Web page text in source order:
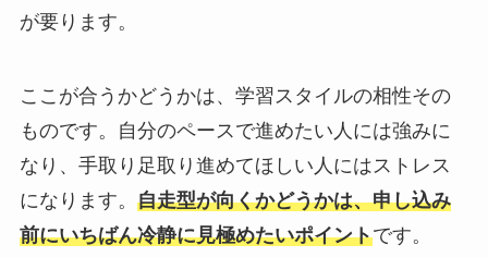
が要ります。
ここが合うかどうかは、学習スタイルの相性その
ものです。自分のペースで進めたい人には強みに
なり、手取り足取り進めてほしい人にはストレス
になります。 自走型が向くかどうかは、申し込み
前にいちばん冷静に見極めたいポイントです。